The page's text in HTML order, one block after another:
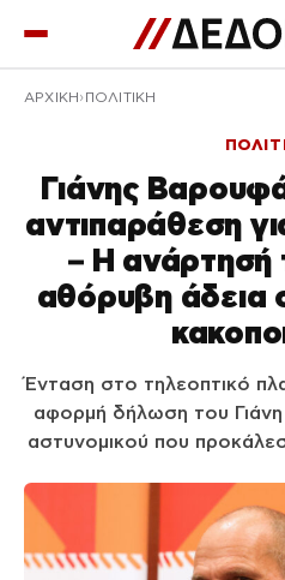
ΑΡΧΙΚΉ ΠΟΛΙΤΙΚΗ
Γιάνης
αντιπαράθεση
– Η ανάρτησή
αθόρυβη άδεια
Ένταση στο τηλεοπτικό
αφορμή δήλωση του
αστυνομικού που